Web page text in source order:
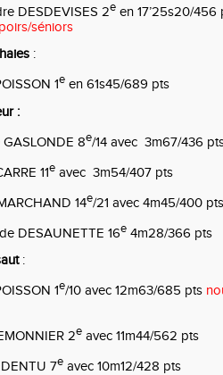
DESDEVISES 2e en 17’25s20/
séniors
:
1e en 61s45/689 pts
:
GASLONDE 8e/14 avec 3m67/436
11e avec 3m54/407 pts
14e/21 avec 4m45/400 pts
DESAUNETTE 16e 4m28/366 pts
:
1e/10 avec 12m63/685 pts
2e avec 11m44/562 pts
7e avec 10m12/428 pts